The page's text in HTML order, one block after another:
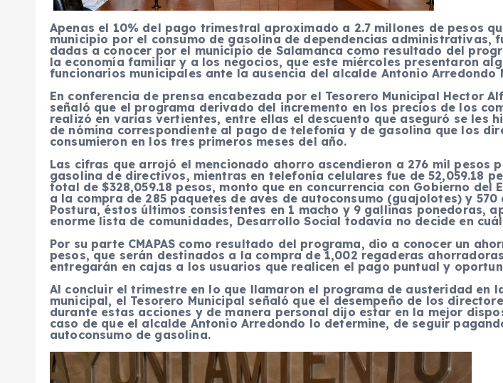
Apenas el 10% del pago trimestral aproximado a 2.7 millones de pesos
municipio por el consumo de gasolina de dependencias administrativas,
dadas a conocer por el municipio de Salamanca como resultado del
la economía familiar y a los negocios, que este miércoles presentaron
funcionarios municipales ante la ausencia del alcalde Antonio Arredondo
En conferencia de prensa encabezada por el Tesorero Municipal Hector
señaló que el programa derivado del incremento en los precios de los
realizó en varias vertientes, entre ellas el descuento que aseguró se les
de nómina correspondiente al pago de telefonía y de gasolina que los
consumieron en los tres primeros meses del año.
Las cifras que arrojó el mencionado ahorro ascendieron a 276 mil pesos
gasolina de directivos, mientras en telefonía celulares fue de 52,059.18
total de $328,059.18 pesos, monto que en concurrencia con Gobierno del
a la compra de 285 paquetes de aves de autoconsumo (guajolotes) y 570
Postura, éstos últimos consistentes en 1 macho y 9 gallinas ponedoras,
enorme lista de comunidades, Desarrollo Social todavía no decide en
Por su parte CMAPAS como resultado del programa, dio a conocer un
pesos, que serán destinados a la compra de 1,002 regaderas
entregarán en cajas a los usuarios que realicen el pago puntual y
Al concluir el trimestre en lo que llamaron el programa de austeridad en
municipal, el Tesorero Municipal señaló que el desempeño de los
durante estas acciones y de manera personal dijo estar en la mejor
caso de que el alcalde Antonio Arredondo lo determine, de seguir
autoconsumo de gasolina.